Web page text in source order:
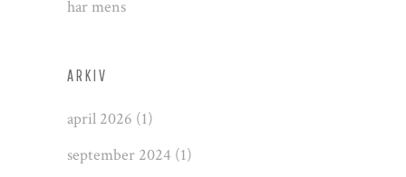
har mens
ARKIV
april 2026 (1)
september 2024 (1)